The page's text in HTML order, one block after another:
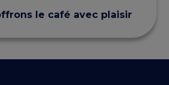
le café avec plaisir